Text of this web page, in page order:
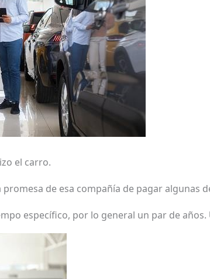
el carro.
de esa compañía de pagar algunas
específico, por lo general un par de